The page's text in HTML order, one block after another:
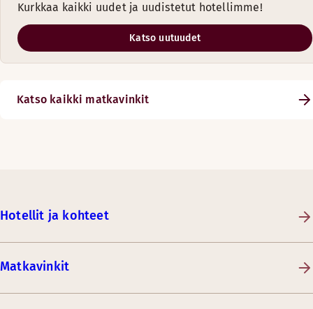
Kurkkaa kaikki uudet ja uudistetut hotellimme!
Katso uutuudet
Katso kaikki matkavinkit
Hotellit ja kohteet
Matkavinkit